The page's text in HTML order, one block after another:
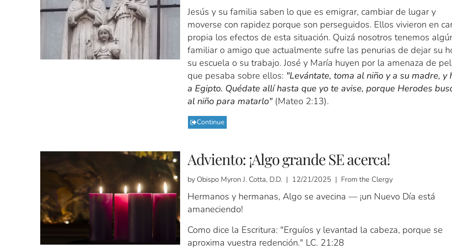
Jesús y su familia saben lo que es emigrar, cambiar de lugar y
moverse con rapidez porque son perseguidos. Ellos vivieron en
propia los efectos de esta situación. Quizá nosotros tenemos
familiar o amigo que actualmente sufre las penurias de dejar su
su escuela o su trabajo. José y María huyen por la amenaza de
que pesaba sobre ellos: "Levántate, toma al niño y a su madre, y
a Egipto. Quédate allí hasta que yo te avise, porque Herodes
al niño para matarlo" (Mateo 2:13).
Continue
Adviento: ¡Algo grande SE acerca!
by Obispo Myron J. Cotta, D.D. | 12/21/2025 | From the Clergy
Hermanos y hermanas, Algo se avecina — ¡un Nuevo Día está
amaneciendo!
Como dice la Escritura: "Erguíos y levantad la cabeza, porque se
aproxima vuestra redención." LC. 21:28